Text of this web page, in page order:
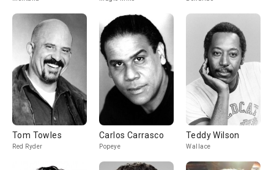
Tom Towles
Red Ryder
Carlos Carrasco
Popeye
Teddy Wilson
Wallace